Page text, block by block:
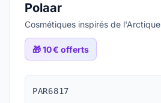
Polaar
Cosmétiques inspirés de l'Arctique
🎁10 € offerts
PAR6817